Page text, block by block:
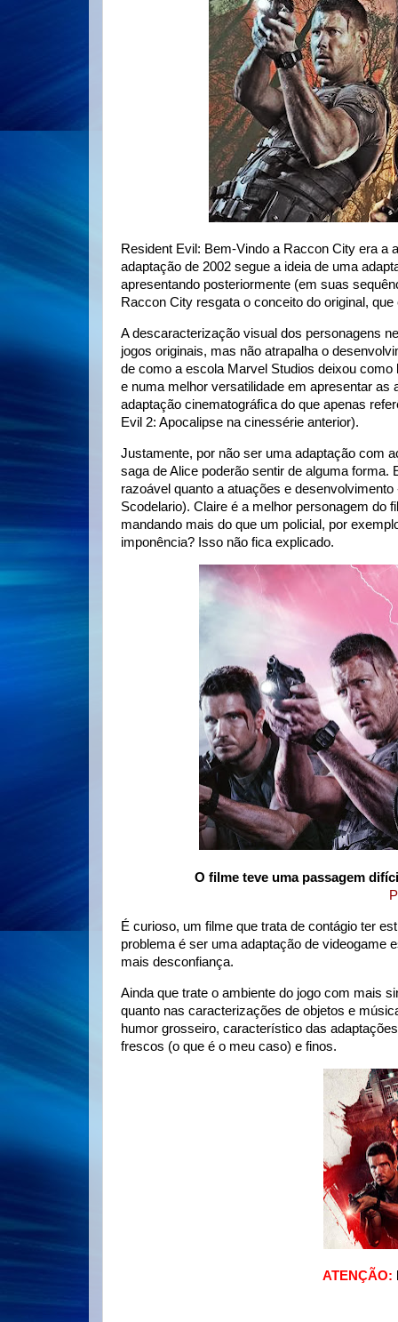
Resident Evil: Bem-Vindo a Raccon City era a
adaptação de 2002 segue a ideia de uma
apresentando posteriormente (em suas
Raccon City resgata o conceito do original,
A descaracterização visual dos personagens
jogos originais, mas não atrapalha o
de como a escola Marvel Studios deixou
e numa melhor versatilidade em apresentar
adaptação cinematográfica do que apenas
Evil 2: Apocalipse na cinessérie anterior).
Justamente, por não ser uma adaptação com
saga de Alice poderão sentir de alguma forma.
razoável quanto a atuações e
Scodelario). Claire é a melhor personagem do
mandando mais do que um policial, por
imponência? Isso não fica explicado.
O filme teve uma passagem
É curioso, um filme que trata de contágio ter
problema é ser uma adaptação de videogame
mais desconfiança.
Ainda que trate o ambiente do jogo com mais
quanto nas caracterizações de objetos e
humor grosseiro, característico das
frescos (o que é o meu caso) e finos.
ATENÇÃO: